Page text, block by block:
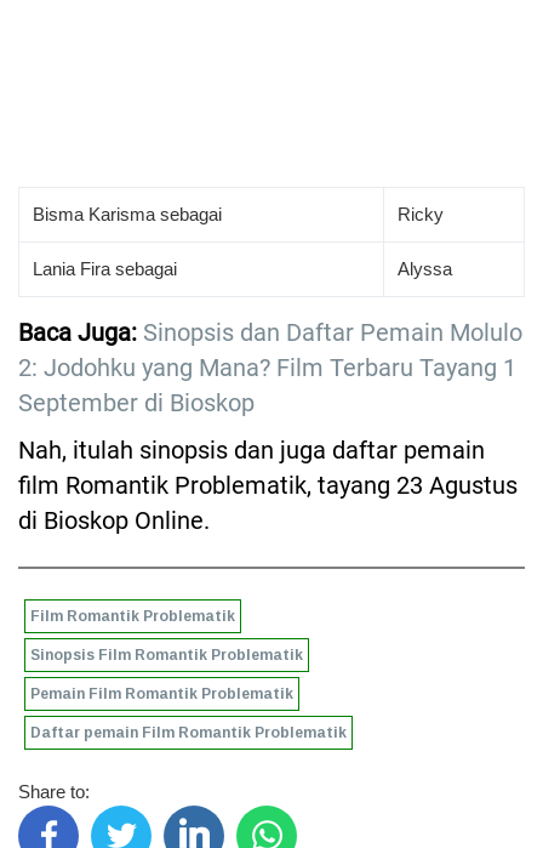
Bisma Karisma sebagai Ricky
Lania Fira sebagai Alyssa
Baca Juga: Sinopsis dan Daftar Pemain Molulo
2: Jodohku yang Mana? Film Terbaru Tayang 1
September di Bioskop
Nah, itulah sinopsis dan juga daftar pemain
film Romantik Problematik, tayang 23 Agustus
di Bioskop Online.
Film Romantik Problematik
Sinopsis Film Romantik Problematik
Pemain Film Romantik Problematik
Daftar pemain Film Romantik Problematik
Share to: